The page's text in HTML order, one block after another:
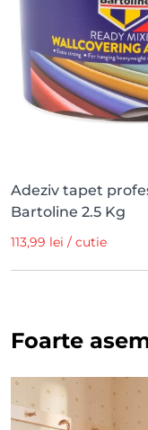
Adeziv tapet
Bartoline 2.5 Kg
113,99 lei / cutie
Foarte